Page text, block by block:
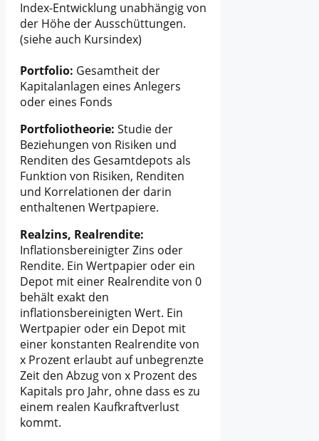
Index-Entwicklung unabhängig von
der Höhe der Ausschüttungen.
(siehe auch Kursindex)
Portfolio: Gesamtheit der
Kapitalanlagen eines Anlegers
oder eines Fonds
Portfoliotheorie: Studie der
Beziehungen von Risiken und
Renditen des Gesamtdepots als
Funktion von Risiken, Renditen
und Korrelationen der darin
enthaltenen Wertpapiere.
Realzins, Realrendite:
Inflationsbereinigter Zins oder
Rendite. Ein Wertpapier oder ein
Depot mit einer Realrendite von 0
behält exakt den
inflationsbereinigten Wert. Ein
Wertpapier oder ein Depot mit
einer konstanten Realrendite von
x Prozent erlaubt auf unbegrenzte
Zeit den Abzug von x Prozent des
Kapitals pro Jahr, ohne dass es zu
einem realen Kaufkraftverlust
kommt.